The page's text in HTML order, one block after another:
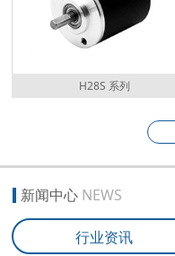
H28S 系列
新闻中心 NEWS
行业资讯